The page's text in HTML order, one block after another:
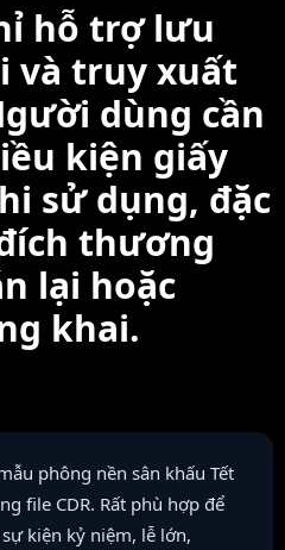
hỗ trợ lưu
và truy xuất
dùng cần
kiện giấy
sử dụng, đặc
thương
lại hoặc
khai.
phông nền sân khấu Tết
file CDR. Rất phù hợp để
kiện kỷ niệm, lễ lớn,